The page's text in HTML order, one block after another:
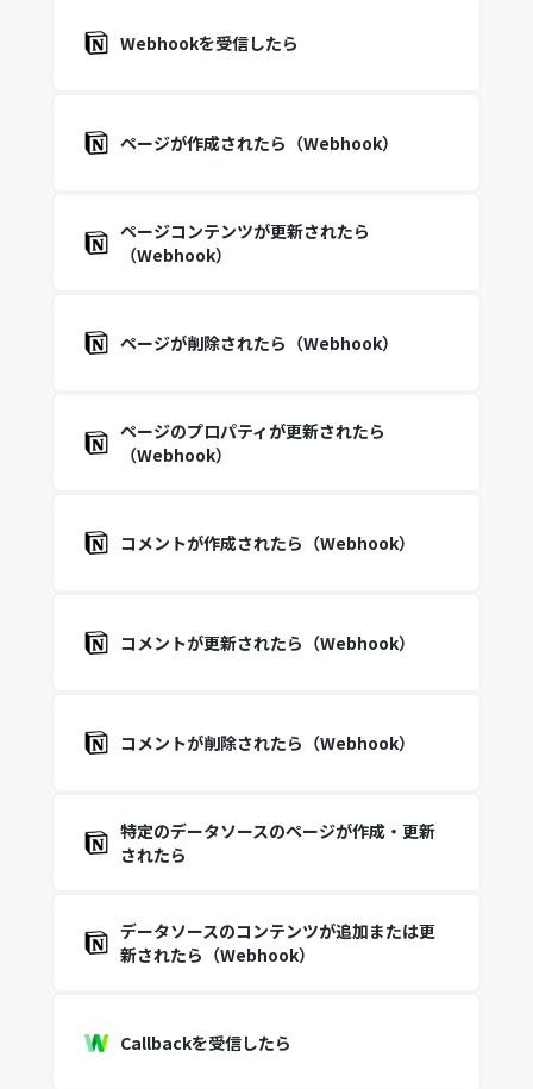
Webhookを受信したら
ページが作成されたら（Webhook）
ページコンテンツが更新されたら
（Webhook）
ページが削除されたら（Webhook）
ページのプロパティが更新されたら
（Webhook）
コメントが作成されたら（Webhook）
コメントが更新されたら（Webhook）
コメントが削除されたら（Webhook）
特定のデータソースのページが作成・更新
されたら
データソースのコンテンツが追加または更
新されたら（Webhook）
Callbackを受信したら